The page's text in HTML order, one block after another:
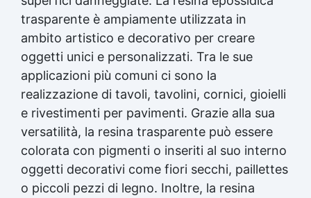
trasparente è ampiamente utilizzata in
ambito artistico e decorativo per creare
oggetti unici e personalizzati. Tra le sue
applicazioni più comuni ci sono la
realizzazione di tavoli, tavolini, cornici, gioielli
e rivestimenti per pavimenti. Grazie alla sua
versatilità, la resina trasparente può essere
colorata con pigmenti o inseriti al suo interno
oggetti decorativi come fiori secchi, paillettes
o piccoli pezzi di legno. Inoltre, la resina